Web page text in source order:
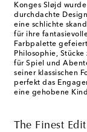
Konges Sløjd
durchdachte
eine schlichte
für ihre
Farbpalette
Philosophie,
für Spiel und
seiner klassischen
perfekt das
eine gehobene
The Finest